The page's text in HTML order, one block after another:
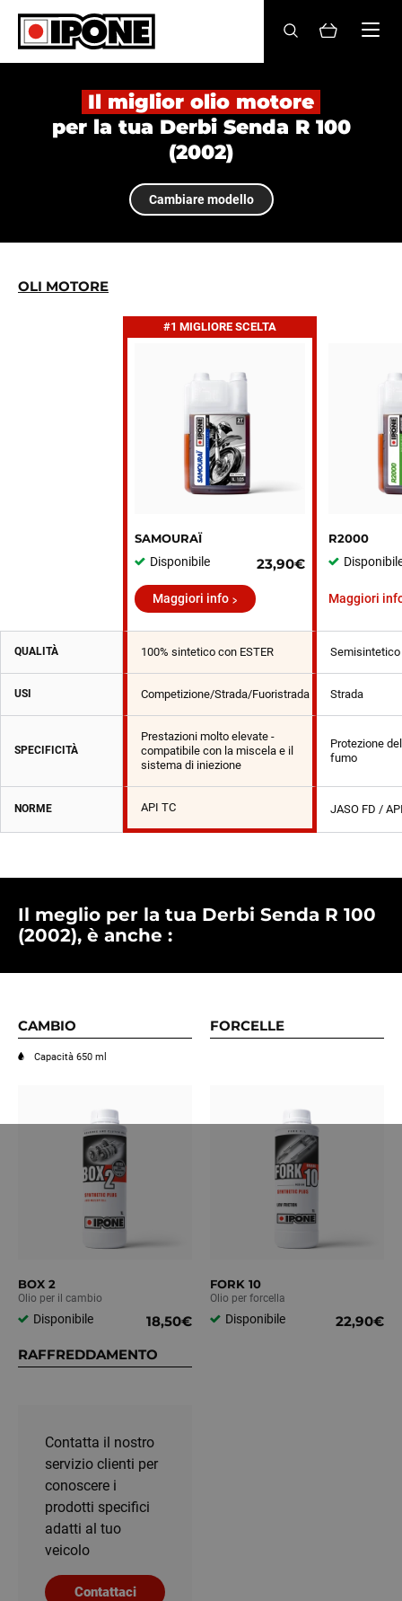
Ipone
OLI MOTORE
CURA
MANUTENZIONE
Il miglior olio motore
per la tua Derbi Senda R 100
(2002)
Cambiare modello
OLI MOTORE
#1 MIGLIORE SCELTA
SAMOURAÏ
Disponibile
23,90€
R2000
Maggiori info Maggiori
QUALITÀ 100% sintetico con ESTER Semisintetico
USI Competizione/Strada/Fuoristrada Strada
SPECIFICITÀ
Prestazioni molto elevate -
compatibile con la miscela e il
sistema di iniezione
Protezione
fumo
NORME API TC JASO FD /
Il meglio per la tua Derbi Senda R 100
(2002), è anche :
CAMBIO
Capacità 650 ml
BOX 2
Olio per il cambio
Disponibile 18,50€
FORCELLE
FORK 10
Olio per forcella
Disponibile
22,90€
RAFFREDDAMENTO
Contatta il nostro
servizio clienti per
conoscere i
prodotti specifici
adatti al tuo
veicolo
Contattaci